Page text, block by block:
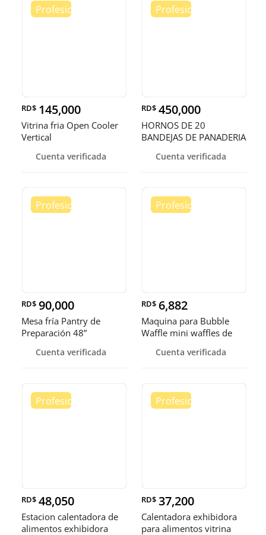
RD$ 145,000
Vitrina fria Open Cooler
Vertical
Cuenta verificada
RD$ 450,000
HORNOS DE 20
BANDEJAS DE PANADERIA
Cuenta verificada
RD$ 90,000
Mesa fría Pantry de
Preparación 48”
Cuenta verificada
RD$ 6,882
Maquina para Bubble
Waffle mini waffles de
Cuenta verificada
RD$ 48,050
Estacion calentadora de
alimentos exhibidora
RD$ 37,200
Calentadora exhibidora
para alimentos vitrina